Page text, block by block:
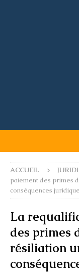
ACCUEIL
paiement des primes
conséquences
La
des primes
résiliation